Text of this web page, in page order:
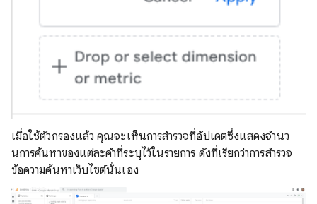
เมื่อใช้ตัวกรองแล้ว คุณจะเห็นการสํารวจที่อัปเดตซึ่งแสดงจํานว
นการค้นหาของแต่ละคําที่ระบุไว้ในรายการ ดังที่เรียกว่าการสํารวจ
ข้อความค้นหาเว็บไซต์นั่นเอง